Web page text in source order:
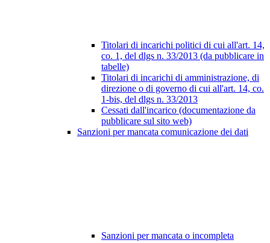
Titolari di incarichi politici di cui all'art. 14,
co. 1, del dlgs n. 33/2013 (da pubblicare in
tabelle)
Titolari di incarichi di amministrazione, di
direzione o di governo di cui all'art. 14, co.
1-bis, del dlgs n. 33/2013
Cessati dall'incarico (documentazione da
pubblicare sul sito web)
Sanzioni per mancata comunicazione dei dati
Sanzioni per mancata o incompleta